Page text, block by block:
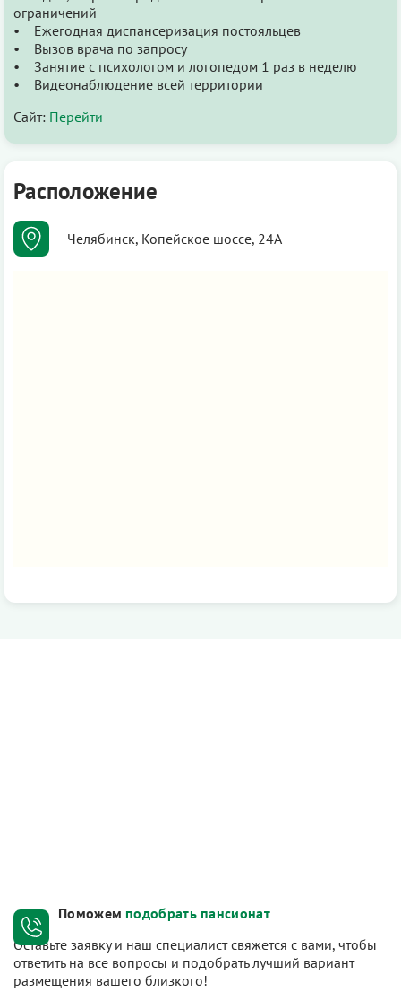
ограничений
• Ежегодная диспансеризация постояльцев
• Вызов врача по запросу
• Занятие с психологом и логопедом 1 раз в неделю
• Видеонаблюдение всей территории
Сайт: Перейти
Расположение
Челябинск, Копейское шоссе, 24А
Поможем подобрать пансионат
Оставьте заявку и наш специалист свяжется с вами, чтобы
ответить на все вопросы и подобрать лучший вариант
размещения вашего близкого!